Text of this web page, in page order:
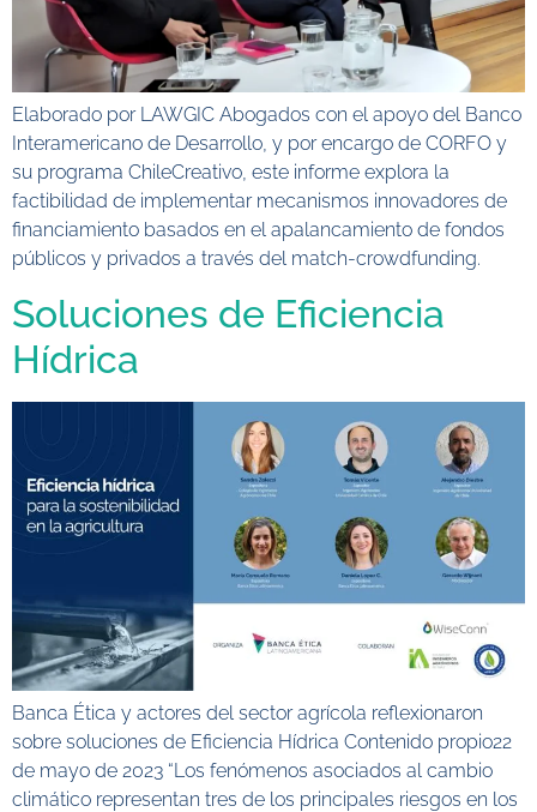
Elaborado por LAWGIC Abogados con el apoyo del Banco
Interamericano de Desarrollo, y por encargo de CORFO y
su programa ChileCreativo, este informe explora la
factibilidad de implementar mecanismos innovadores de
financiamiento basados en el apalancamiento de fondos
públicos y privados a través del match-crowdfunding.
Soluciones de Eficiencia
Hídrica
Banca Ética y actores del sector agrícola reflexionaron
sobre soluciones de Eficiencia Hídrica Contenido propio22
de mayo de 2023 “Los fenómenos asociados al cambio
climático representan tres de los principales riesgos en los